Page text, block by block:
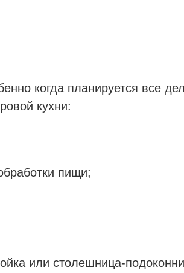
когда планируется все
кухни:
пищи;
или столешница-